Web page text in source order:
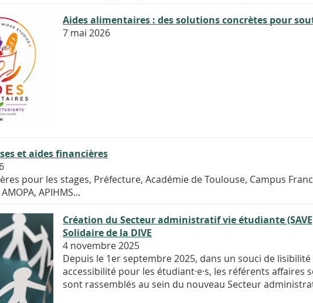
Aides alimentaires : des solutions concrètes pour
7 mai 2026
et aides financières
pour les stages, Préfecture, Académie de Toulouse, Campus
APIHMS...
Création du Secteur administratif vie étudiante
Solidaire de la DIVE
4 novembre 2025
Depuis le 1er septembre 2025, dans un souci de
accessibilité pour les étudiant·e·s, les référents affaires
sont rassemblés au sein du nouveau Secteur